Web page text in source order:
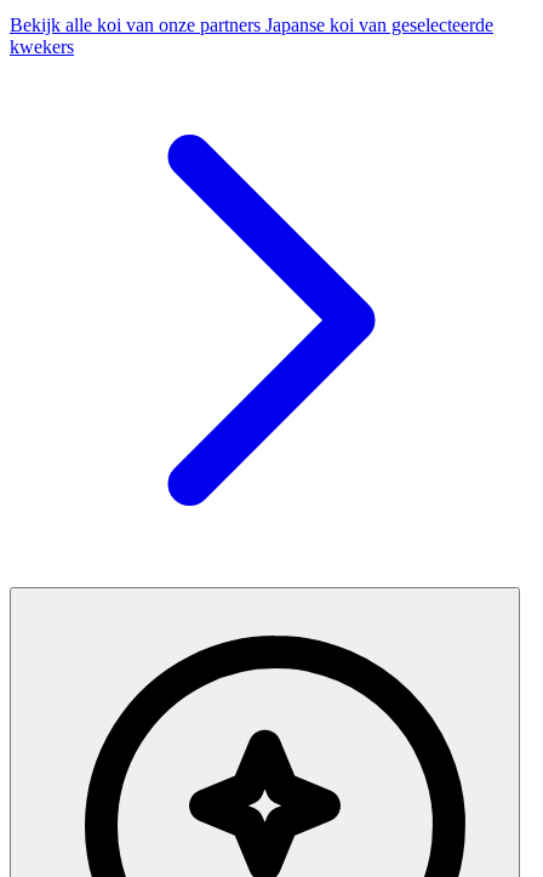
Bekijk alle koi van onze partners Japanse koi van geselecteerde
kwekers